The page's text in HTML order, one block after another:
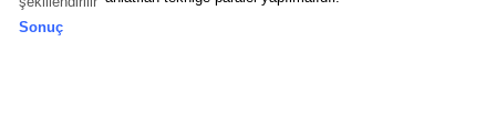
Sonuç